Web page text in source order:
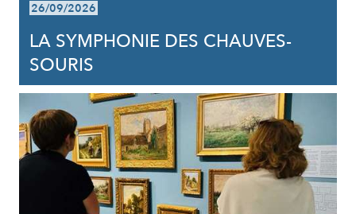
26/09/2026
LA SYMPHONIE DES CHAUVES-
SOURIS